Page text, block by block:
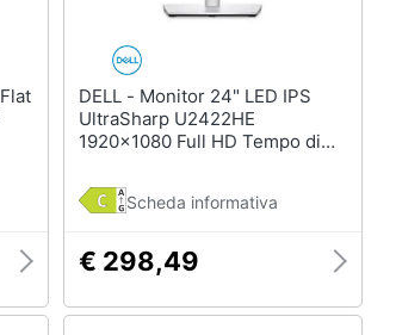
DELL - Monitor 24" LED IPS
UltraSharp U2422HE
1920x1080 Full HD Tempo di
Scheda informativa
€ 298,49